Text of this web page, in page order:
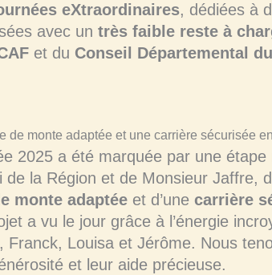
eXtraordinaires, dédiées à
avec un très faible reste à
et du Conseil Départemental
de monte adaptée et une carrière sécurisée
2025 a été marquée par une
de la Région et de Monsieur Jaffre,
monte adaptéeet d’une carrière
a vu le jour grâce à l’énergie
Franck, Louisa et Jérôme. Nous
et leur aide précieuse.